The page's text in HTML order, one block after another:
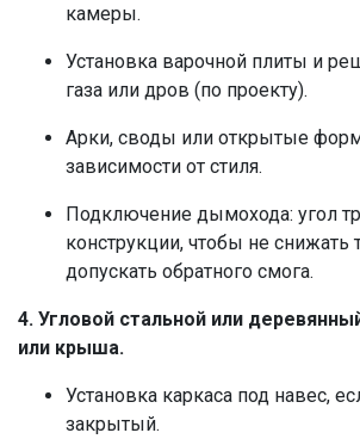
камеры.
Установка варочной плиты и
газа или дров (по проекту).
Арки, своды или открытые
зависимости от стиля.
Подключение дымохода: угол
конструкции, чтобы не снижать
допускать обратного смога.
4. Угловой стальной или
или крыша.
Установка каркаса под навес,
закрытый.